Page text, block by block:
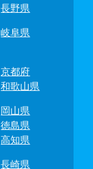
長野県
岐阜県
京都府
和歌山県
岡山県
徳島県
高知県
長崎県